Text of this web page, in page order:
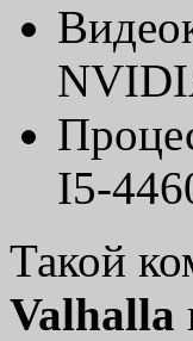
I5-
Такой
Valhalla